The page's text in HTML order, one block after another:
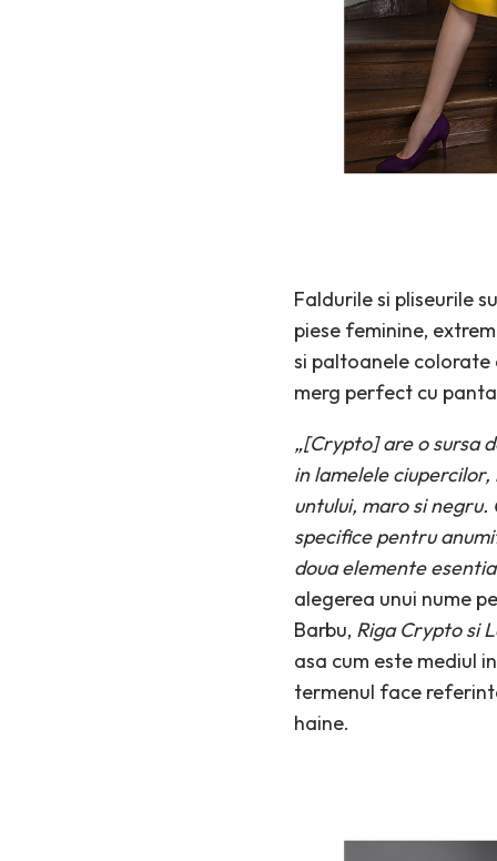
Faldurile si pliseurile
piese feminine,
si paltoanele colorate
merg perfect cu
„[Crypto] are o sursa
in lamelele
untului, maro si
specifice pentru
doua elemente
alegerea unui nume
Barbu, Riga Crypto si
asa cum este mediul
termenul face
haine.